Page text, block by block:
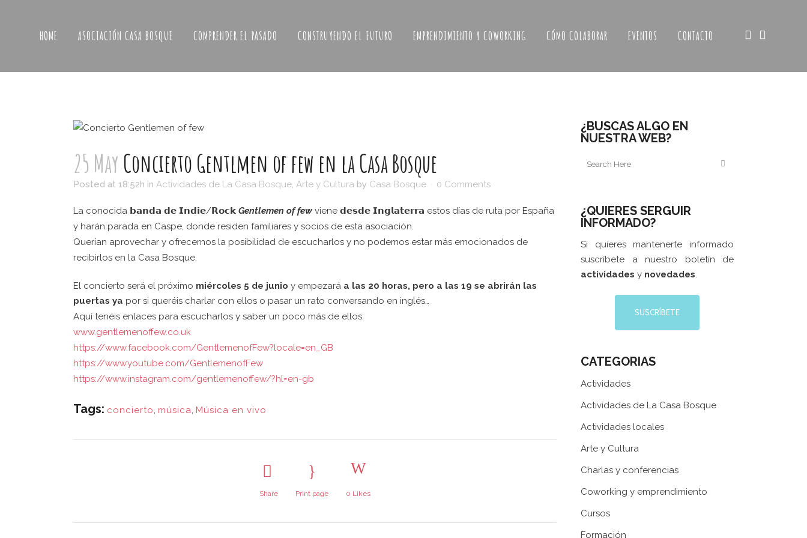
HOME ASOCIACIÓN CASA BOSQUE COMPRENDER EL PASADO CONSTRUYENDO EL FUTURO EMPRENDIMIENTO Y COWORKING CÓMO COLABORAR EVENTOS CONTACTO
25 May Concierto Gentlmen of few en la Casa Bosque
Posted at 18:52h in Actividades de La Casa Bosque, Arte y Cultura by Casa Bosque 0 Comments
La conocida 𝗯𝗮𝗻𝗱𝗮 𝗱𝗲 𝗜𝗻𝗱𝗶𝗲/𝗥𝗼𝗰𝗸 Gentlemen of few viene 𝗱𝗲𝘀𝗱𝗲 𝗜𝗻𝗴𝗹𝗮𝘁𝗲𝗿𝗿𝗮 estos días de ruta por España
y harán parada en Caspe, donde residen familiares y socios de esta asociación.
Querían aprovechar y ofrecernos la posibilidad de escucharlos y no podemos estar más emocionados de
recibirlos en la Casa Bosque.
El concierto será el próximo miércoles 5 de junio y empezará a las 20 horas, pero a las 19 se abrirán las
puertas ya por si queréis charlar con ellos o pasar un rato conversando en inglés…
Aquí tenéis enlaces para escucharlos y saber un poco más de ellos:
www.gentlemenoffew.co.uk
https://www.facebook.com/GentlemenofFew?locale=en_GB
https://www.youtube.com/GentlemenofFew
https://www.instagram.com/gentlemenoffew/?hl=en-gb
Tags: concierto, música, Música en vivo
Share Print page 0 Likes
¿BUSCAS ALGO EN
NUESTRA WEB?
¿QUIERES SERGUIR
INFORMADO?
Si quieres mantenerte informado
suscríbete a nuestro boletín de
actividades y novedades.
SUSCRÍBETE
CATEGORIAS
Actividades
Actividades de La Casa Bosque
Actividades locales
Arte y Cultura
Charlas y conferencias
Coworking y emprendimiento
Cursos
Formación
EN CASA BOSQUE?